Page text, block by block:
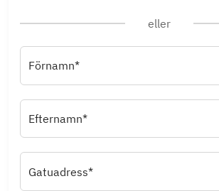
eller
Förnamn*
Efternamn*
Gatuadress*